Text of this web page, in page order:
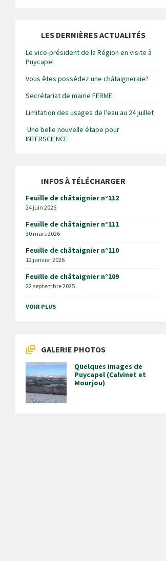
LES DERNIÈRES ACTUALITÉS
Le vice-président de la Région en visite à
Puycapel
Vous êtes possédez une châtaigneraie?
Secrétariat de mairie FERME
Limitation des usages de l’eau au 24 juillet
Une belle nouvelle étape pour
INTERSCIENCE
INFOS À TÉLÉCHARGER
Feuille de châtaignier n°112
24 juin 2026
Feuille de châtaignier n°111
30 mars 2026
Feuille de châtaignier n°110
12 janvier 2026
Feuille de châtaignier n°109
22 septembre 2025
VOIR PLUS
GALERIE PHOTOS
Quelques images de
Puycapel (Calvinet et
Mourjou)